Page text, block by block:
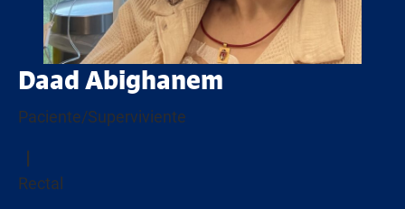
Daad Abighanem
Paciente/Superviviente
Rectal